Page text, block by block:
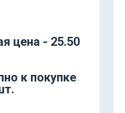
цена - 25.50
к покупке